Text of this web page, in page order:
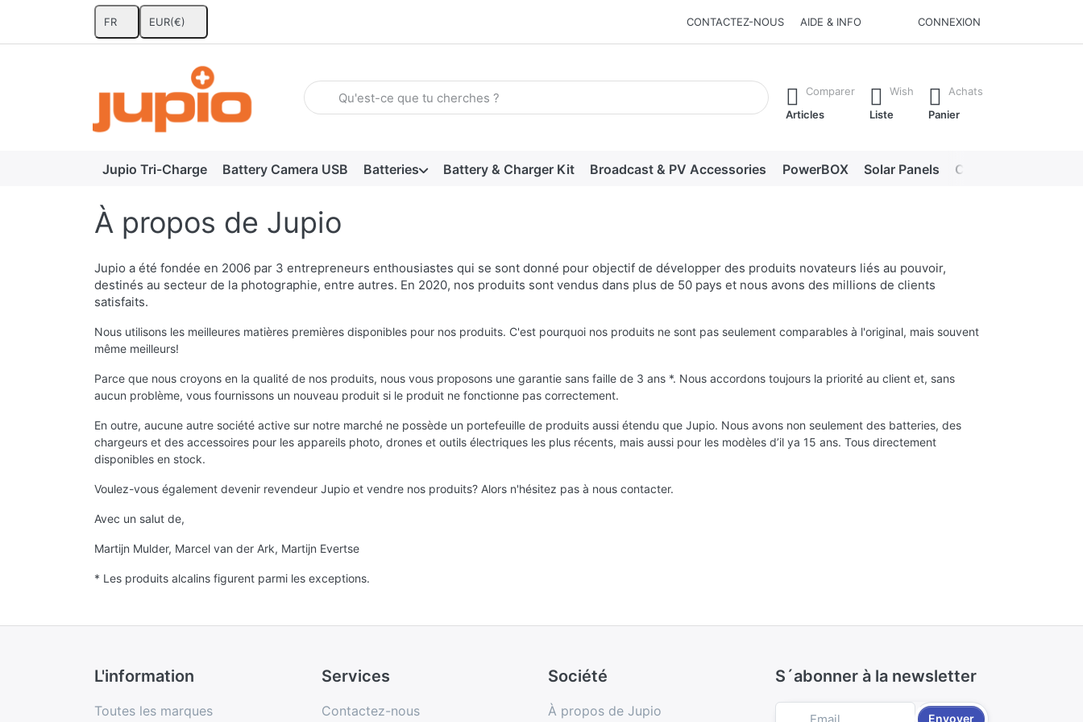
FR EUR(€) CONTACTEZ-NOUS AIDE & INFO CONNEXION
Enter a search term. Results will appear automatically as you type. Press the Enter key to view all the results.
Comparer
Articles
Wish
Liste
Achats
Panier
Jupio Tri-Charge Battery Camera USB Batteries Battery & Charger Kit Broadcast & PV Accessories PowerBOX Solar Panels Chargers
À propos de Jupio
Jupio a été fondée en 2006 par 3 entrepreneurs enthousiastes qui se sont donné pour objectif de développer des produits novateurs liés au pouvoir,
destinés au secteur de la photographie, entre autres. En 2020, nos produits sont vendus dans plus de 50 pays et nous avons des millions de clients
satisfaits.
Nous utilisons les meilleures matières premières disponibles pour nos produits. C'est pourquoi nos produits ne sont pas seulement comparables à l'original, mais souvent
même meilleurs!
Parce que nous croyons en la qualité de nos produits, nous vous proposons une garantie sans faille de 3 ans *. Nous accordons toujours la priorité au client et, sans
aucun problème, vous fournissons un nouveau produit si le produit ne fonctionne pas correctement.
En outre, aucune autre société active sur notre marché ne possède un portefeuille de produits aussi étendu que Jupio. Nous avons non seulement des batteries, des
chargeurs et des accessoires pour les appareils photo, drones et outils électriques les plus récents, mais aussi pour les modèles d’il ya 15 ans. Tous directement
disponibles en stock.
Voulez-vous également devenir revendeur Jupio et vendre nos produits? Alors n'hésitez pas à nous contacter.
Avec un salut de,
Martijn Mulder, Marcel van der Ark, Martijn Evertse
* Les produits alcalins figurent parmi les exceptions.
L'information
Toutes les marques
Services
Contactez-nous
Société
À propos de Jupio
S´abonner à la newsletter
Envoyer